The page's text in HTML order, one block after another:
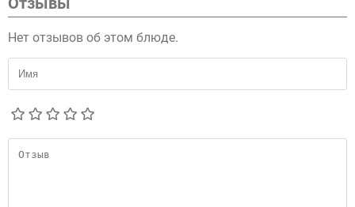
Нет отзывов об этом блюде.